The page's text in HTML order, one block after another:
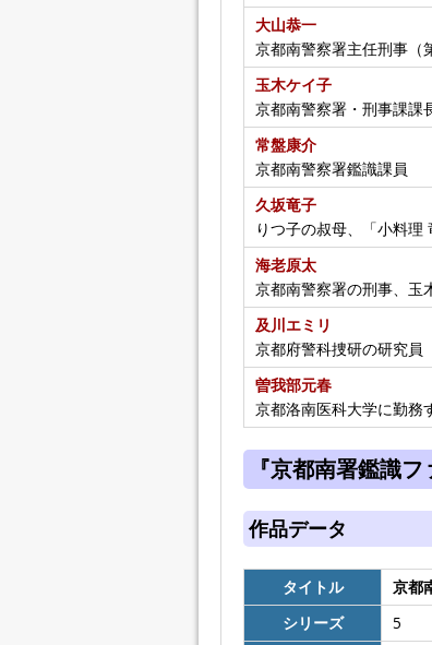
大山恭一
京都南警察署主任刑事（
玉木ケイ子
京都南警察署・刑事課課
常盤康介
京都南警察署鑑識課員
久坂竜子
りつ子の叔母、「小料理
海老原太
京都南警察署の刑事、玉
及川エミリ
京都府警科捜研の研究員
曽我部元春
京都洛南医科大学に勤務
『京都南署鑑識
作品データ
タイトル
京都
シリーズ
5